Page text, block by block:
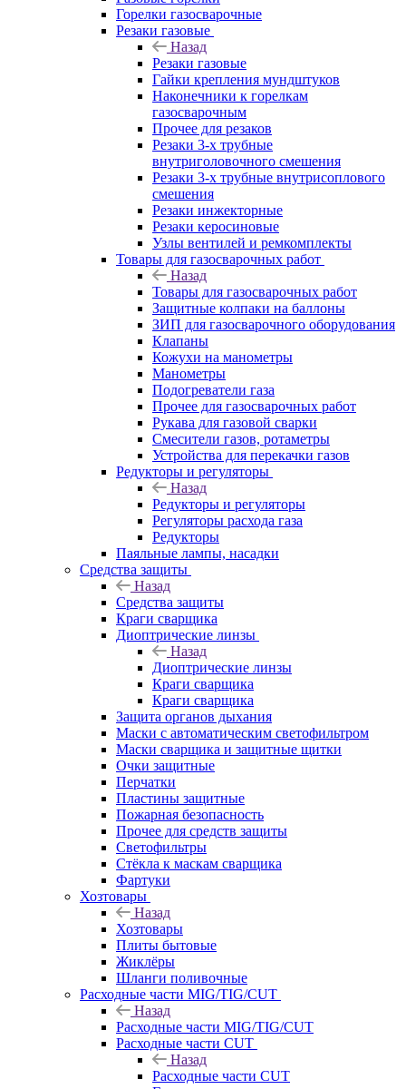
Горелки газосварочные
Резаки газовые
Назад
Резаки газовые
Гайки крепления мундштуков
Наконечники к горелкам
газосварочным
Прочее для резаков
Резаки 3-х трубные
внутриголовочного смешения
Резаки 3-х трубные внутрисоплового
смешения
Резаки инжекторные
Резаки керосиновые
Узлы вентилей и ремкомплекты
Товары для газосварочных работ
Назад
Товары для газосварочных работ
Защитные колпаки на баллоны
ЗИП для газосварочного оборудования
Клапаны
Кожухи на манометры
Манометры
Подогреватели газа
Прочее для газосварочных работ
Рукава для газовой сварки
Смесители газов, ротаметры
Устройства для перекачки газов
Редукторы и регуляторы
Назад
Редукторы и регуляторы
Регуляторы расхода газа
Редукторы
Паяльные лампы, насадки
Средства защиты
Назад
Средства защиты
Краги сварщика
Диоптрические линзы
Назад
Диоптрические линзы
Краги сварщика
Краги сварщика
Защита органов дыхания
Маски с автоматическим светофильтром
Маски сварщика и защитные щитки
Очки защитные
Перчатки
Пластины защитные
Пожарная безопасность
Прочее для средств защиты
Светофильтры
Стёкла к маскам сварщика
Фартуки
Хозтовары
Назад
Хозтовары
Плиты бытовые
Жиклёры
Шланги поливочные
Расходные части MIG/TIG/CUT
Назад
Расходные части MIG/TIG/CUT
Расходные части CUT
Назад
Расходные части CUT